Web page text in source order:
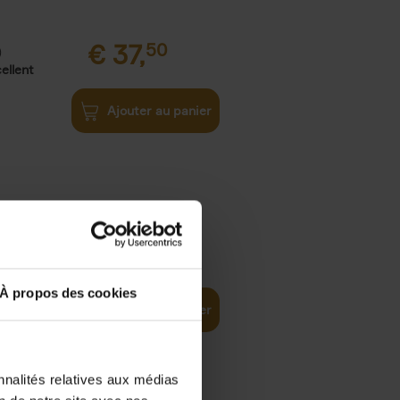
À propos des cookies
relatives aux médias
€ 37,50
Ajouter au panier
world 29,99
Ajouter au panier